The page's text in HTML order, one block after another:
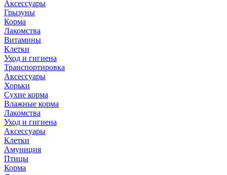
Аксессуары
Грызуны
Корма
Лакомства
Витамины
Клетки
Уход и гигиена
Транспортировка
Аксессуары
Хорьки
Сухие корма
Влажные корма
Лакомства
Уход и гигиена
Аксессуары
Клетки
Амуниция
Птицы
Корма